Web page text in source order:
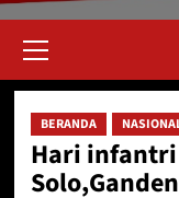
Menu
BERANDA
Hari